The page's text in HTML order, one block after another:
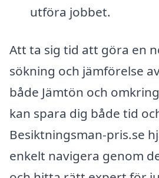
utföra jobbet.
Att ta sig tid att göra en
sökning och jämförelse
både Jämtön och
kan spara dig både tid
Besiktningsman-pris.se
enkelt navigera genom